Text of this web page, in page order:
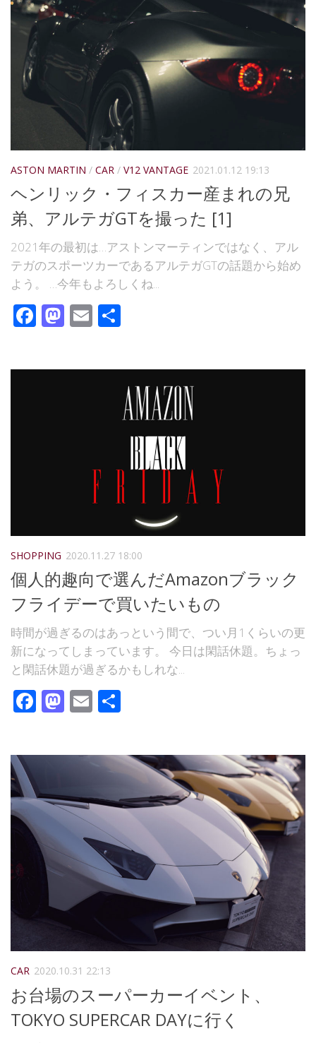
ASTON MARTIN / CAR / V12 VANTAGE 2021.01.12 19:13
ヘンリック・フィスカー産まれの兄
弟、アルテガGTを撮った [1]
2021年の最初は…アストンマーティンではなく、アル
テガのスポーツカーであるアルテガGTの話題から始め
よう。 …今年もよろしくね...
Facebook
Mastodon
Email
SHOPPING 2020.11.27 18:00
個人的趣向で選んだAmazonブラック
フライデーで買いたいもの
時間が過ぎるのはあっという間で、つい月1くらいの更
新になってしまっています。 今日は閑話休題。ちょっ
と閑話休題が過ぎるかもしれな...
Facebook
Mastodon
Email
CAR 2020.10.31 22:13
お台場のスーパーカーイベント、
TOKYO SUPERCAR DAYに行く